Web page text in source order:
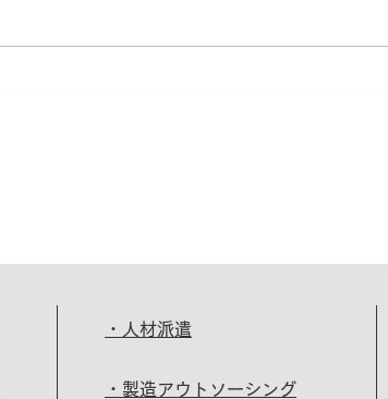
・人材派遣
・製造アウトソーシング